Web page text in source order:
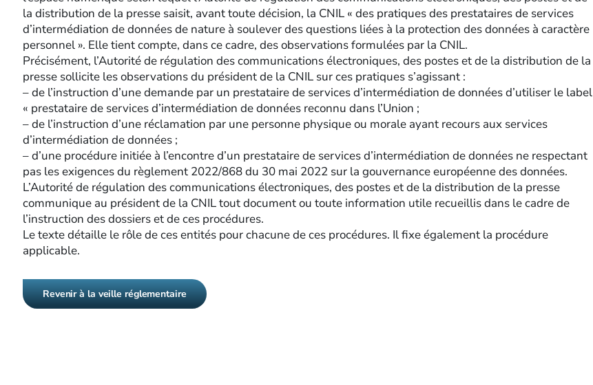
la distribution de la presse saisit, avant toute décision, la CNIL « des pratiques des prestataires de services
d’intermédiation de données de nature à soulever des questions liées à la protection des données à caractère
personnel ». Elle tient compte, dans ce cadre, des observations formulées par la CNIL.
Précisément, l’Autorité de régulation des communications électroniques, des postes et de la distribution de la
presse sollicite les observations du président de la CNIL sur ces pratiques s’agissant :
– de l’instruction d’une demande par un prestataire de services d’intermédiation de données d’utiliser le label
« prestataire de services d’intermédiation de données reconnu dans l’Union ;
– de l’instruction d’une réclamation par une personne physique ou morale ayant recours aux services
d’intermédiation de données ;
– d’une procédure initiée à l’encontre d’un prestataire de services d’intermédiation de données ne respectant
pas les exigences du règlement 2022/868 du 30 mai 2022 sur la gouvernance européenne des données.
L’Autorité de régulation des communications électroniques, des postes et de la distribution de la presse
communique au président de la CNIL tout document ou toute information utile recueillis dans le cadre de
l’instruction des dossiers et de ces procédures.
Le texte détaille le rôle de ces entités pour chacune de ces procédures. Il fixe également la procédure
applicable.
Revenir à la veille réglementaire